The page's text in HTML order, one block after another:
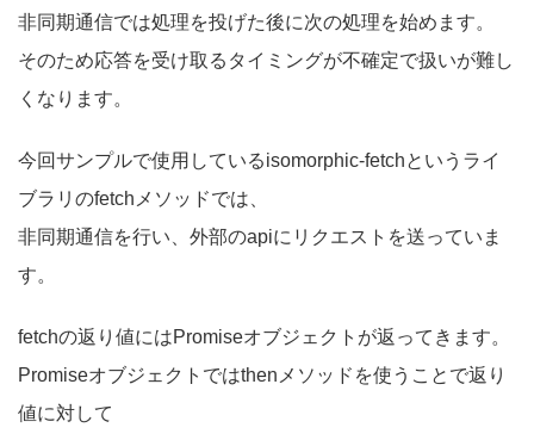
非同期通信では処理を投げた後に次の処理を始めます。
そのため応答を受け取るタイミングが不確定で扱いが難し
くなります。
今回サンプルで使用しているisomorphic-fetchというライ
ブラリのfetchメソッドでは、
非同期通信を行い、外部のapiにリクエストを送っていま
す。
fetchの返り値にはPromiseオブジェクトが返ってきます。
Promiseオブジェクトではthenメソッドを使うことで返り
値に対して